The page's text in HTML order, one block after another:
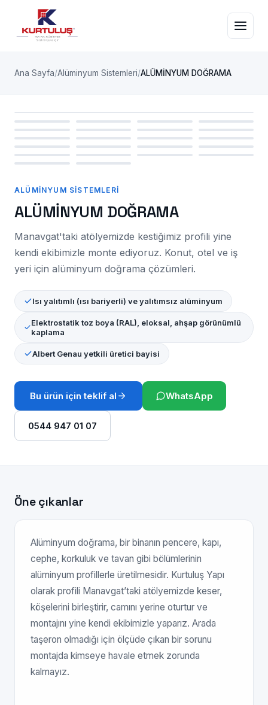
Ana Sayfa Alüminyum Sistemleri ALÜMİNYUM DOĞRAMA
ALÜMINYUM SISTEMLERI
ALÜMINYUM SISTEMLERI
ALÜMİNYUM DOĞRAMA
Manavgat'taki atölyemizde kestiğimiz profili yine
kendi ekibimizle monte ediyoruz. Konut, otel ve iş
yeri için alüminyum doğrama çözümleri.
Isı yalıtımlı (ısı bariyerli) ve yalıtımsız alüminyum
Elektrostatik toz boya (RAL), eloksal, ahşap görünümlü
kaplama
Albert Genau yetkili üretici bayisi
Bu ürün için teklif al WhatsApp
0544 947 01 07
Öne çıkanlar
Alüminyum doğrama, bir binanın pencere, kapı,
cephe, korkuluk ve tavan gibi bölümlerinin
alüminyum profillerle üretilmesidir. Kurtuluş Yapı
olarak profili Manavgat’taki atölyemizde keser,
köşelerini birleştirir, camını yerine oturtur ve
montajını yine kendi ekibimizle yaparız. Arada
taşeron olmadığı için ölçüde çıkan bir sorunu
montajda kimseye havale etmek zorunda
kalmayız.